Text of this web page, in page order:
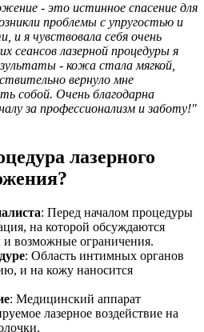
- это истинное спасение для
проблемы с упругостью и
и я чувствовала себя очень
сеансов лазерной процедуры я
- кожа стала мягкой,
вернуло мне
собой. Очень благодарна
за профессионализм и заботу!"
лазерного
: Перед началом процедуры
на которой обсуждаются
и возможные ограничения.
: Область интимных органов
и на кожу наносится
: Медицинский аппарат
лазерное воздействие на